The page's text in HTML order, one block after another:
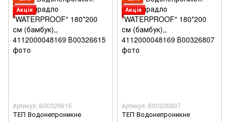
Акція
Артикул: В00326615
ТЕП Водонепроникне
Акція
Артикул: В00326807
ТЕП Водонепроникне